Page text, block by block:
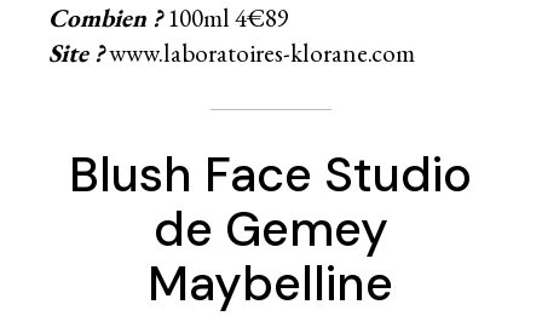
Combien ?100ml 4€89
Site ?www.laboratoires-klorane.com
Blush Face Studio
de Gemey
Maybelline